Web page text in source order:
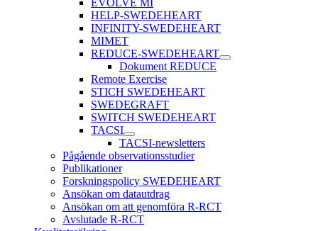
EVOLVE MI
HELP-SWEDEHEART
INFINITY-SWEDEHEART
MIMET
REDUCE-SWEDEHEART
Dokument REDUCE
Remote Exercise
STICH SWEDEHEART
SWEDEGRAFT
SWITCH SWEDEHEART
TACSI
TACSI-newsletters
Pågående observationsstudier
Publikationer
Forskningspolicy SWEDEHEART
Ansökan om datautdrag
Ansökan om att genomföra R-RCT
Avslutade R-RCT